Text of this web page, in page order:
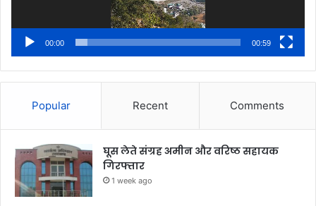
00:00 00:59
Popular Recent Comments
घूस लेते संग्रह अमीन और वरिष्ठ सहायक
गिरफ्तार
1 week ago